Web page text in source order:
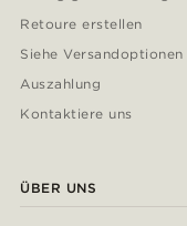
Retoure erstellen
Siehe Versandoptionen
Auszahlung
Kontaktiere uns
ÜBER UNS